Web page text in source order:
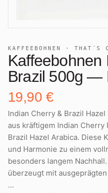
Lohnabfüllung für Röster
International
Zubehör
Geschenkideen
Fonte Blends
Alle Produkte
08 Laden
09 Reparatur
10 Kurse
KAFFEEBOHNEN · THAT´S
Kaffeebohnen
Brazil 500g —
19,90 €
Indian Cherry & Brazil
aus kräftigem Indian Cherry
Brazil Hazel Arabica. Diese
und Harmonie zu einem
besonders langem
überzeugt mit
…